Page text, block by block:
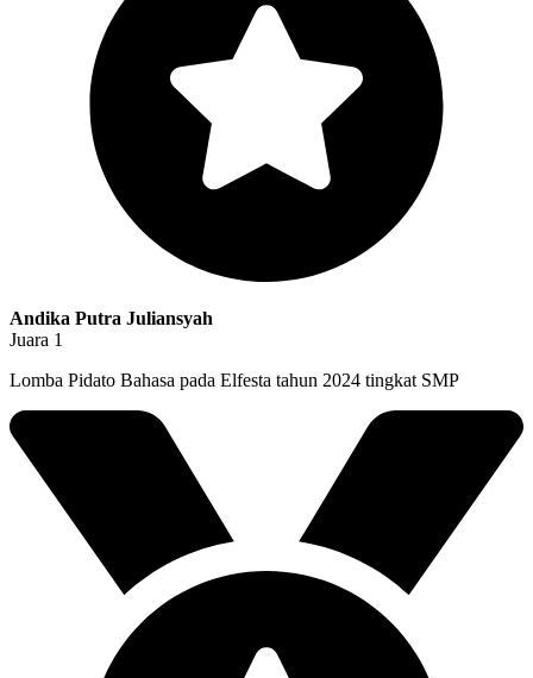
Andika Putra Juliansyah
Juara 1
Lomba Pidato Bahasa pada Elfesta tahun 2024 tingkat SMP